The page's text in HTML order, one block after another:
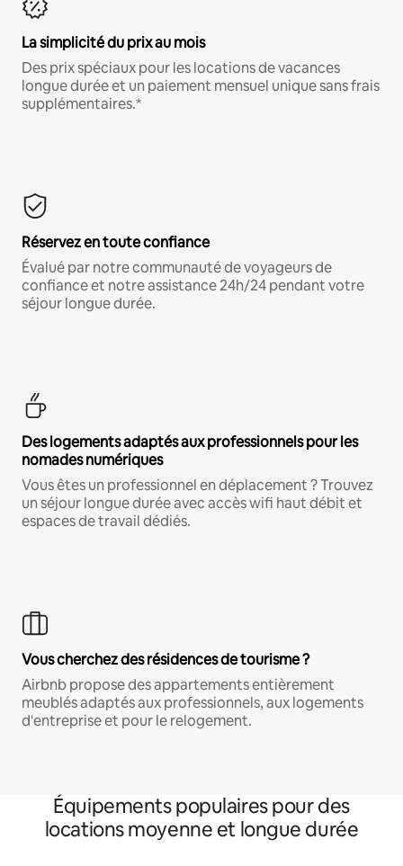
La simplicité du prix au mois
Des prix spéciaux pour les locations de vacances
longue durée et un paiement mensuel unique sans frais
supplémentaires.*
Réservez en toute confiance
Évalué par notre communauté de voyageurs de
confiance et notre assistance 24h/24 pendant votre
séjour longue durée.
Des logements adaptés aux professionnels pour les
nomades numériques
Vous êtes un professionnel en déplacement ? Trouvez
un séjour longue durée avec accès wifi haut débit et
espaces de travail dédiés.
Vous cherchez des résidences de tourisme ?
Airbnb propose des appartements entièrement
meublés adaptés aux professionnels, aux logements
d'entreprise et pour le relogement.
Équipements populaires pour des
locations moyenne et longue durée